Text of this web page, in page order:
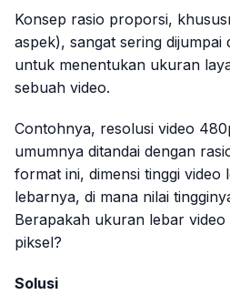
Konsep rasio proporsi,
aspek), sangat sering dijumpai
untuk menentukan ukuran
sebuah video.
Contohnya, resolusi video
umumnya ditandai dengan
format ini, dimensi tinggi video
lebarnya, di mana nilai
Berapakah ukuran lebar
piksel?
Solusi